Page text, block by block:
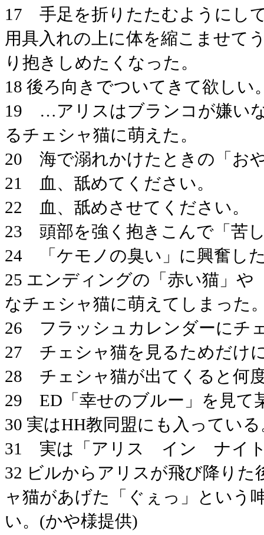
17 手足を折りたたむようにし
用具入れの上に体を縮こませて
り抱きしめたくなった。
18 後ろ向きでついてきて欲しい
19 …アリスはブランコが嫌い
るチェシャ猫に萌えた。
20 海で溺れかけたときの「お
21 血、舐めてください。
22 血、舐めさせてください。
23 頭部を強く抱きこんで「苦
24 「ケモノの臭い」に興奮し
25 エンディングの「赤い猫」
なチェシャ猫に萌えてしまった
26 フラッシュカレンダーにチ
27 チェシャ猫を見るためだけ
28 チェシャ猫が出てくると何
29 ED「幸せのブルー」を見て
30 実はHH教同盟にも入っている
31 実は「アリス イン ナイト
32 ビルからアリスが飛び降り
ャ猫があげた「ぐぇっ」という
い。(かや様提供)